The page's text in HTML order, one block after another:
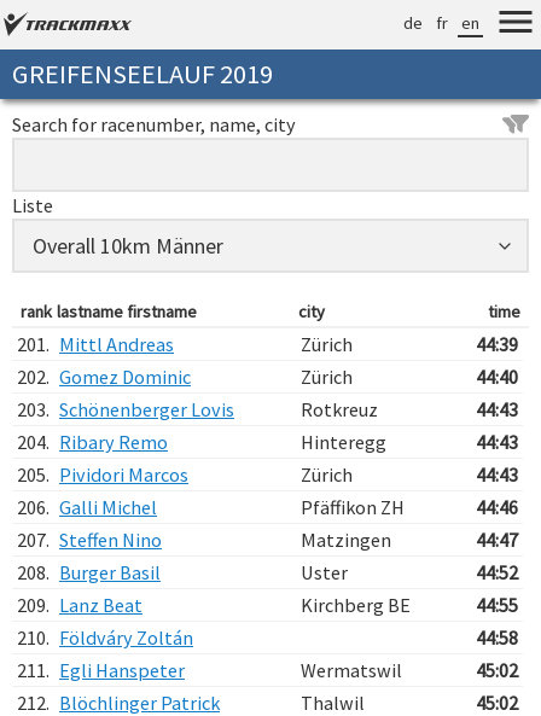
de fr en
GREIFENSEELAUF 2019
Search for racenumber, name, city
Liste
rank lastname firstname city time
201. Mittl Andreas Zürich
44:39
202. Gomez Dominic Zürich
44:40
203. Schönenberger Lovis Rotkreuz
44:43
204. Ribary Remo Hinteregg
44:43
205. Pividori Marcos Zürich
44:43
206. Galli Michel Pfäffikon ZH
44:46
207. Steffen Nino Matzingen
44:47
208. Burger Basil Uster
44:52
209. Lanz Beat Kirchberg BE
44:55
210. Földváry Zoltán
44:58
211. Egli Hanspeter Wermatswil
45:02
212. Blöchlinger Patrick Thalwil
45:02